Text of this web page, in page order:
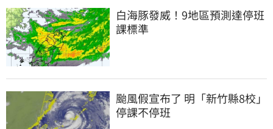
白海豚發威！9地區預測達停班
課標準
颱風假宣布了 明「新竹縣8校」
停課不停班